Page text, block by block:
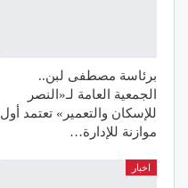
برئاسة مصطفى لبن..
الجمعية العامة لـ«النصر
للإسكان والتعمير» تعتمد أول
موازنة للإدارة…
اخبار